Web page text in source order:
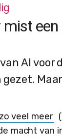
een
AI voor
veel meer
macht van